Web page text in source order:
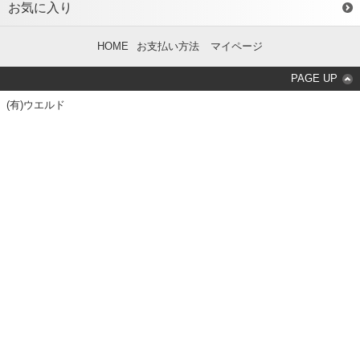
お気に入り
HOME お支払い方法 マイページ
PAGE UP
(有)ウエルド